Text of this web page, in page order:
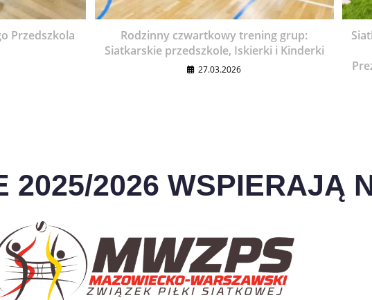
Przedszkola
Rodzinny czwartkowy trening grup:
Siatkarskie przedszkole, Iskierki i Kinderki
27.03.2026
2025/2026 WSPIERAJĄ